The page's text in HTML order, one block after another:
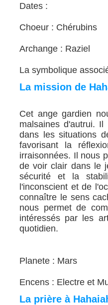
Dates :
Choeur : Chérubins
Archange : Raziel
La symbolique
La mission de
Cet ange gardien
malsaines d'autrui.
dans les situations
favorisant la
irraisonnées. Il nous
de voir clair dans le
sécurité et la
l'inconscient et de
connaître le sens
nous permet de
intéressés par les
quotidien.
Planete : Mars
Encens : Electre et
La prière à